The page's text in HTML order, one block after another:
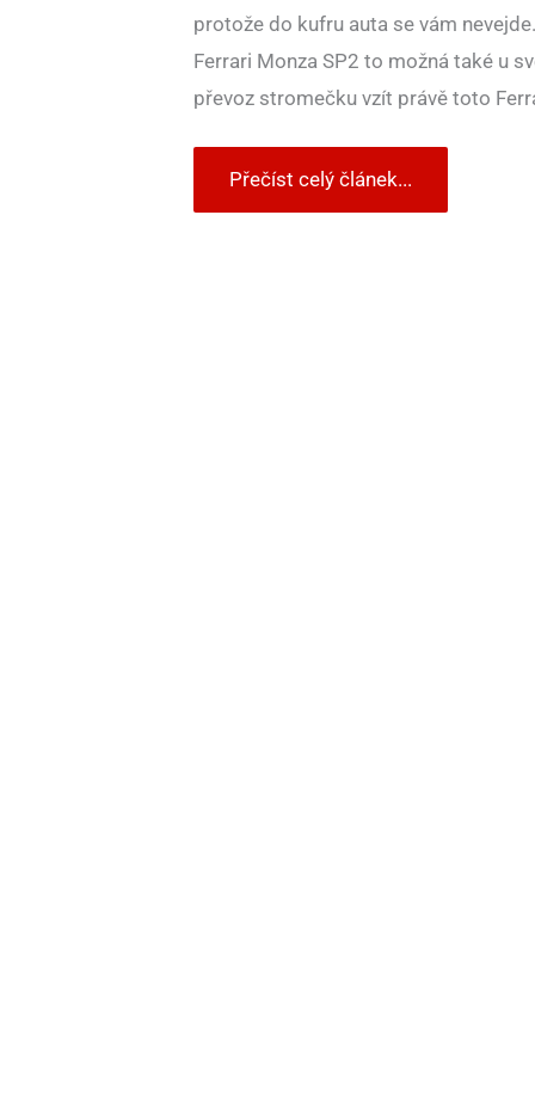
protože do kufru auta se vám
Ferrari Monza SP2 to možná také u
převoz stromečku vzít právě toto
Přečíst celý článek...